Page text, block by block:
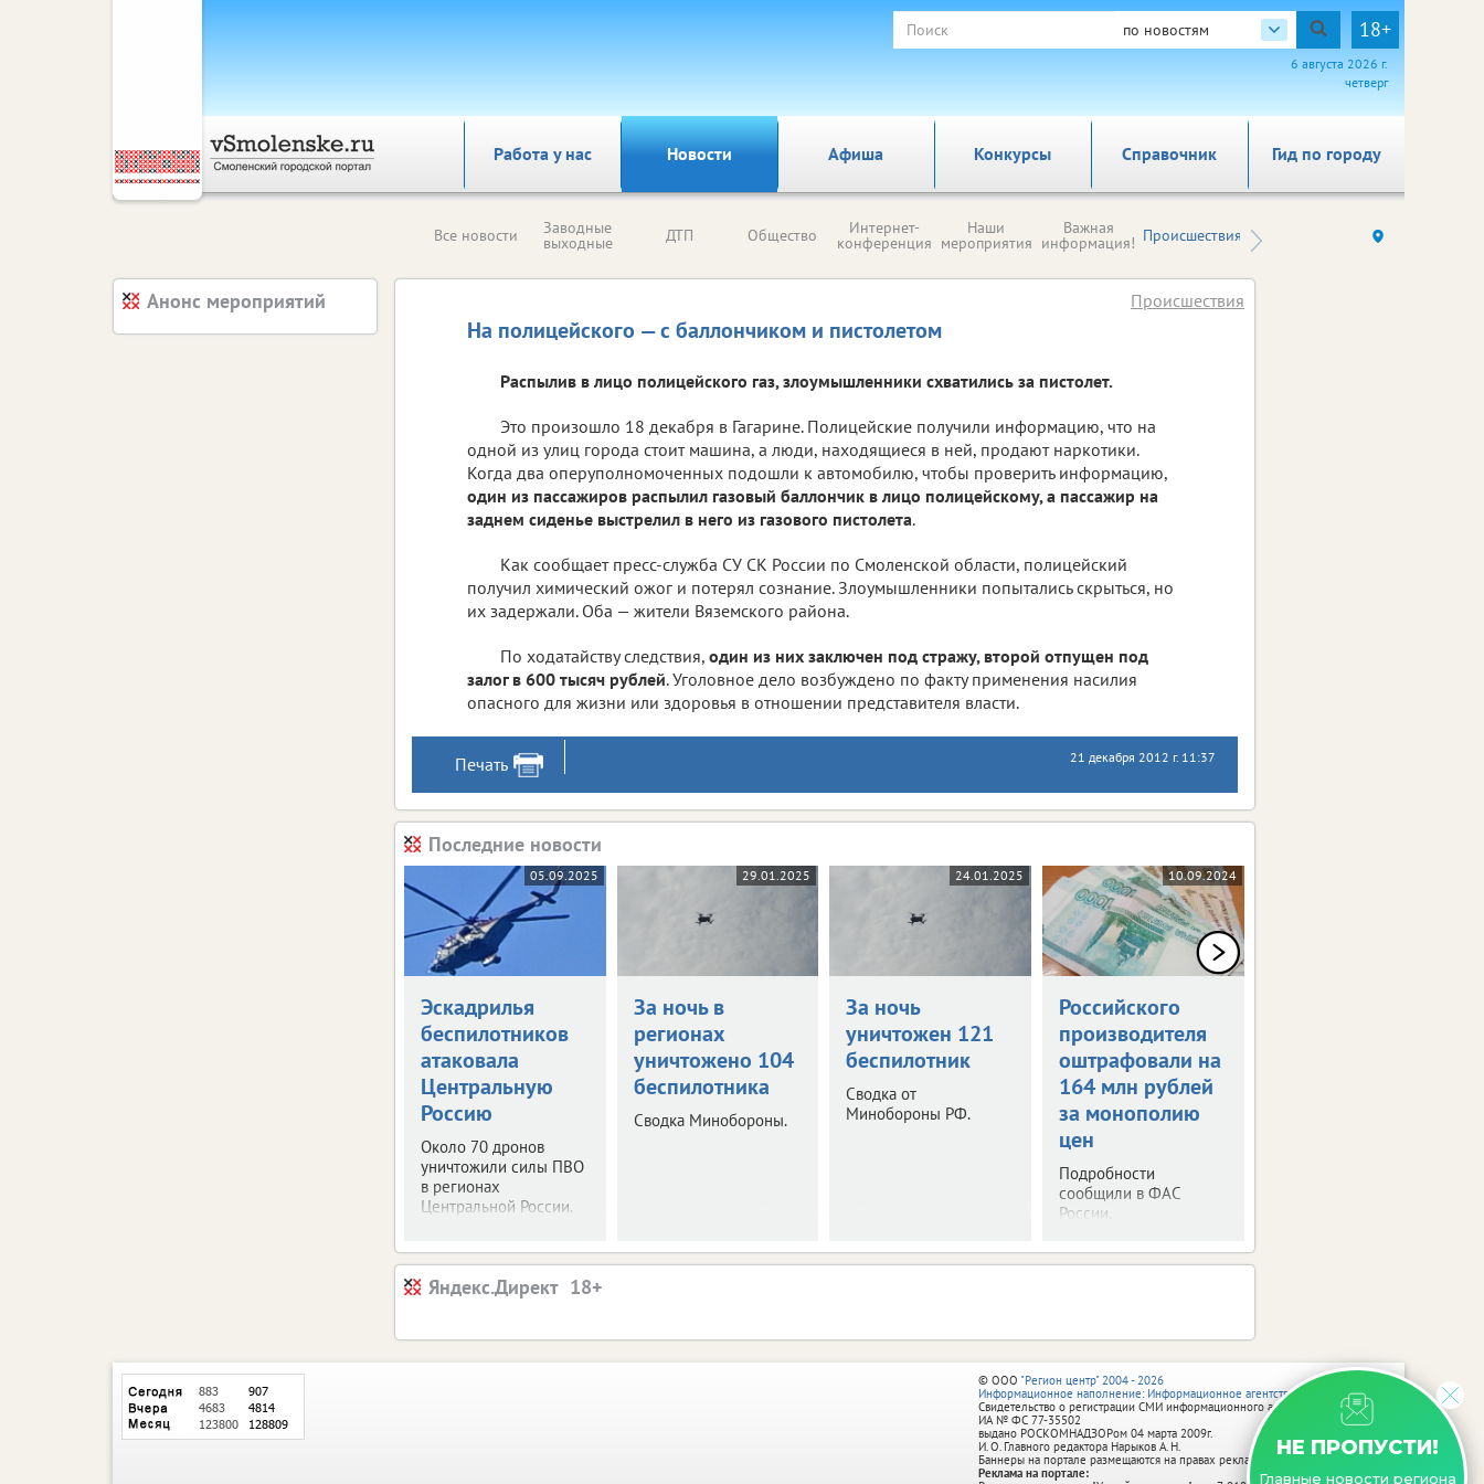
по новостям 18+
6 августа 2026 г.
четверг
Работа у нас Новости Афиша Справочник Гид по городу
Конкурсы
Все новости Заводные
выходные ДТП Общество Интернет-
конференция
Наши
мероприятия
Важная
информация! Происшествия Здоровье компаний (на
На полицейского — с баллончиком и пистолетом
Происшествия
Распылив в лицо полицейского газ, злоумышленники схватились за пистолет.
Это произошло 18 декабря в Гагарине. Полицейские получили информацию, что на
одной из улиц города стоит машина, а люди, находящиеся в ней, продают наркотики.
Когда два оперуполномоченных подошли к автомобилю, чтобы проверить информацию,
один из пассажиров распылил газовый баллончик в лицо полицейскому, а пассажир на
заднем сиденье выстрелил в него из газового пистолета.
Как сообщает пресс-служба СУ СК России по Смоленской области, полицейский
получил химический ожог и потерял сознание. Злоумышленники попытались скрыться, но
их задержали. Оба — жители Вяземского района.
По ходатайству следствия, один из них заключен под стражу, второй отпущен под
залог в 600 тысяч рублей. Уголовное дело возбуждено по факту применения насилия
опасного для жизни или здоровья в отношении представителя власти.
Печать 21 декабря 2012 г. 11:37
Последние новости
05.09.2025
Эскадрилья
беспилотников
атаковала
Центральную
Россию
Около 70 дронов
уничтожили силы ПВО
в регионах
Центральной России.
29.01.2025
За ночь в
регионах
уничтожено 104
беспилотника
Сводка Минобороны.
24.01.2025
За ночь
уничтожен 121
беспилотник
Сводка от
Минобороны РФ.
10.09.2024
Российского
производителя
оштрафовали на
164 млн рублей
за монополию
цен
Подробности
сообщили в ФАС
России.
Яндекс.Директ
Анонс мероприятий
НЕ ПРОПУСТИ!
Главные новости региона
© ООО "Регион центр" 2004 - 2026
Информационное наполнение: Информационное агентство vRossii.ru
Свидетельство о регистрации СМИ информационного агентства vRossii.ru
ИА № ФС 77‑35502
выдано РОСКОМНАДЗОРом 04 марта 2009г.
И. О. Главного редактора Нарыков А. Н.
Баннеры на портале размещаются на правах рекламы.
Реклама на портале: